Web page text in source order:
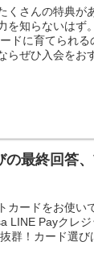
くさんの特典が
を知らないはず
ドに育てられ
らぜひ入会をお
の最終回答
カードをお使い
LINE Payクレ
群！カード選び